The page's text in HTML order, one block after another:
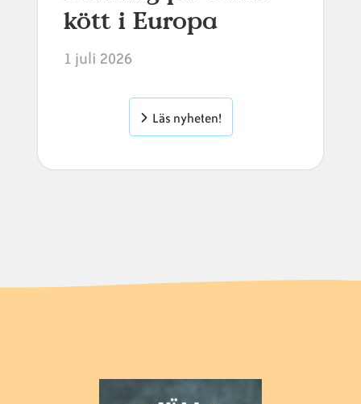
kött i Europa
1 juli 2026
Läs nyheten!